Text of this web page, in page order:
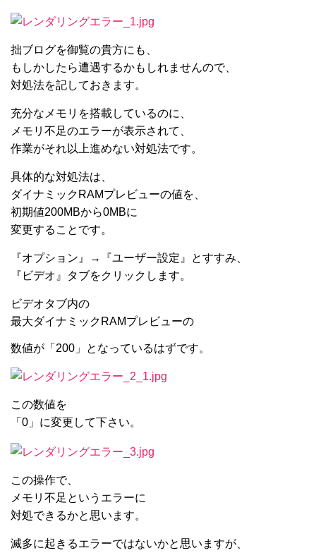
拙ブログを御覧の貴方にも、
もしかしたら遭遇するかもしれませんので、
対処法を記しておきます。
充分なメモリを搭載しているのに、
メモリ不足のエラーが表示されて、
作業がそれ以上進めない対処法です。
具体的な対処法は、
ダイナミックRAMプレビューの値を、
初期値200MBから0MBに
変更することです。
『オプション』→『ユーザー設定』とすすみ、
『ビデオ』タブをクリックします。
ビデオタブ内の
最大ダイナミックRAMプレビューの
数値が「200」となっているはずです。
この数値を
「0」に変更して下さい。
この操作で、
メモリ不足というエラーに
対処できるかと思います。
滅多に起きるエラーではないかと思いますが、